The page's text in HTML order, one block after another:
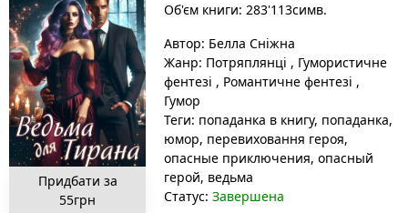
Придбати за
55грн
Об'єм книги: 283'113симв.
Автор: Белла Сніжна
Жанр: Потряплянці , Гумористичне
фентезі , Романтичне фентезі ,
Гумор
Теги: попаданка в книгу, попаданка,
юмор, перевиховання героя,
опасные приключения, опасный
герой, ведьма
Статус: Завершена